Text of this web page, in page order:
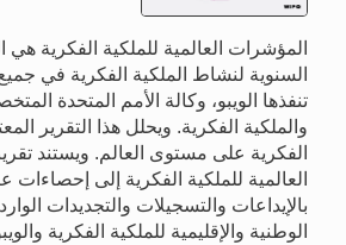
المؤشرات العالمية للملكية الفكرية هي
السنوية لنشاط الملكية الفكرية في جميع
تنفذها الويبو، وكالة الأمم المتحدة
والملكية الفكرية. ويحلل هذا التقرير
الفكرية على مستوى العالم. ويستند
بالإيداعات والتسجيلات والتجديدات
الوطنية والإقليمية للملكية الفكرية